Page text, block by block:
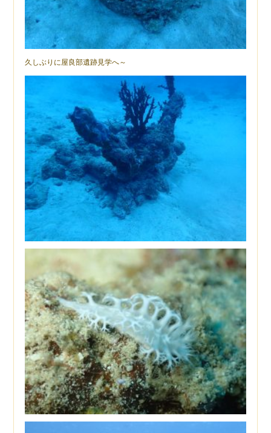
久しぶりに屋良部遺跡見学へ～